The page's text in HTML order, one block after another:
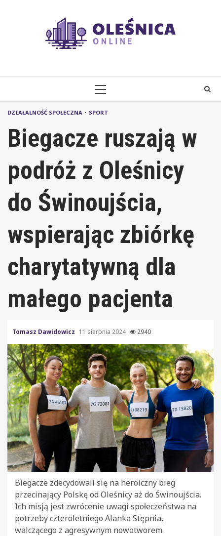
PRIMARY
DZIAŁALNOŚĆ SPOŁECZNA SPORT
Biegacze ruszają w
podróż z Oleśnicy
do Świnoujścia,
wspierając zbiórkę
charytatywną dla
małego pacjenta
Tomasz Dawidowicz 11 sierpnia 2024 2940
Biegacze zdecydowali się na heroiczny bieg
przecinający Polskę od Oleśnicy aż do Świnoujścia.
Ich misją jest zwrócenie uwagi społeczeństwa na
potrzeby czteroletniego Alanka Stępnia,
walczącego z agresywnym nowotworem.